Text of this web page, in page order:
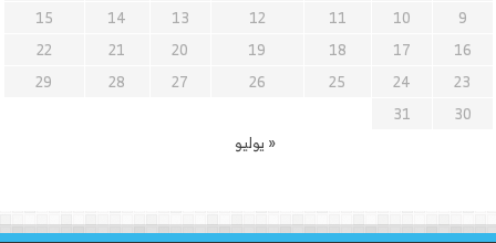
9
10
11
12
13
14
15
16
17
18
19
20
21
22
23
24
25
26
27
28
29
30
31
« يوليو